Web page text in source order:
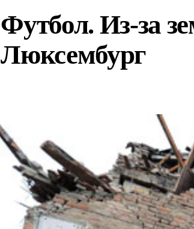
Футбол. Из-за
Люксембург